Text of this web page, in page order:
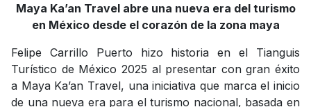
Maya Ka’an Travel abre una nueva era del turismo
en México desde el corazón de la zona maya
Felipe Carrillo Puerto hizo historia en el Tianguis
Turístico de México 2025 al presentar con gran éxito
a Maya Ka’an Travel, una iniciativa que marca el inicio
de una nueva era para el turismo nacional, basada en